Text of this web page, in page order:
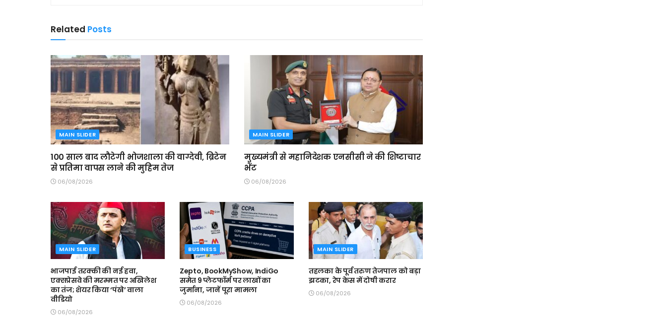
Related Posts
MAIN SLIDER
100 साल बाद लौटेगी भोजशाला की वाग्देवी, ब्रिटेन
से प्रतिमा वापस लाने की मुहिम तेज
06/08/2026
MAIN SLIDER
मुख्यमंत्री से महानिदेशक एनसीसी ने की शिष्टाचार
भेंट
06/08/2026
MAIN SLIDER
भाजपाई तरक्की की नई हवा,
एक्सप्रेसवे की मरम्मत पर अखिलेश
का तंज; शेयर किया ‘पंखे’ वाला
वीडियो
06/08/2026
BUSINESS
Zepto, BookMyShow, IndiGo
समेत 9 प्लेटफॉर्म पर लाखों का
जुर्माना, जानें पूरा मामला
06/08/2026
MAIN SLIDER
तहलका के पूर्व तरुण तेजपाल को बड़ा
झटका, रेप केस में दोषी करार
06/08/2026